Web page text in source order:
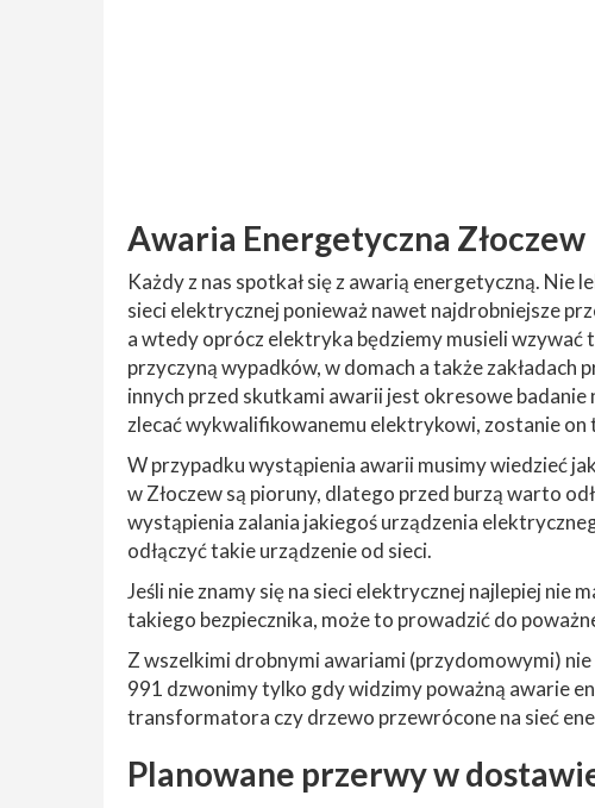
Awaria Energetyczna Złoczew
Każdy z nas spotkał się z awarią energetyczną. Nie
sieci elektrycznej ponieważ nawet najdrobniejsze
a wtedy oprócz elektryka będziemy musieli
przyczyną wypadków, w domach a także zakładach
innych przed skutkami awarii jest okresowe
zlecać wykwalifikowanemu elektrykowi, zostanie
W przypadku wystąpienia awarii musimy wiedzieć
w Złoczew są pioruny, dlatego przed burzą warto
wystąpienia zalania jakiegoś urządzenia
odłączyć takie urządzenie od sieci.
Jeśli nie znamy się na sieci elektrycznej najlepiej nie
takiego bezpiecznika, może to prowadzić do
Z wszelkimi drobnymi awariami (przydomowymi)
991 dzwonimy tylko gdy widzimy poważną awarie
transformatora czy drzewo przewrócone na sieć
Planowane przerwy w